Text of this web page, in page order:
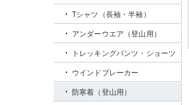
Tシャツ（長袖・半袖）
アンダーウエア（登山用）
トレッキングパンツ・ショーツ
ウインドブレーカー
防寒着（登山用）